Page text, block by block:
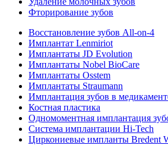
Фторирование зубов
Восстановление зубов All‑on‑4
Имплантат Lenmiriot
Имплантаты JD Evolution
Имплантаты Nobel BioСare
Имплантаты Osstem
Имплантаты Straumann
Имплантация зубов в
Костная пластика
Одномоментная имплантация
Система имплантации Hi-Tech
Циркониевые импланты Bredent